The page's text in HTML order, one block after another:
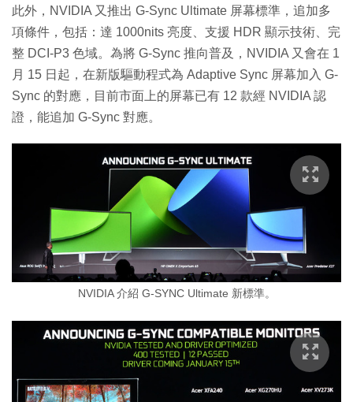
此外，NVIDIA 又推出 G-Sync Ultimate 屏幕標準，追加多
項條件，包括：達 1000nits 亮度、支援 HDR 顯示技術、完
整 DCI-P3 色域。為將 G-Sync 推向普及，NVIDIA 又會在 1
月 15 日起，在新版驅動程式為 Adaptive Sync 屏幕加入 G-
Sync 的對應，目前市面上的屏幕已有 12 款經 NVIDIA 認
證，能追加 G-Sync 對應。
NVIDIA 介紹 G-SYNC Ultimate 新標準。